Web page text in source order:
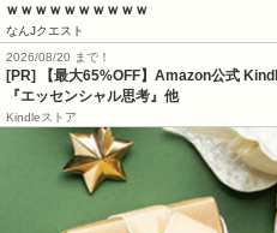
ｗｗｗｗｗｗｗｗｗｗ
なんJクエスト
2026/08/20 まで！
[PR]
【最大65%OFF】Amazon公式
『エッセンシャル思考』他
Kindleストア